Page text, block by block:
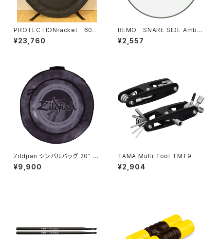
PROTECTIONracket 602
0R シンバルケース 22" (リュ
ックタイプ)
¥23,760
REMO SNARE SIDE Amba
¥2,557
Zildjian シンバルバッグ 20" ﾌﾞ
ﾗｯｸﾚｲﾝｸﾗｳﾄﾞ ZXCB00120
¥9,900
TAMA Multi Tool TMT9
¥2,904